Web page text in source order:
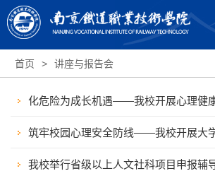
首页 > 讲座与报告会
化危险为成长机遇——我校开展心理健
2026-07-10
筑牢校园心理安全防线——我校开展大
与干预专题讲座 2026-03-26
我校举行省级以上人文社科项目申报辅